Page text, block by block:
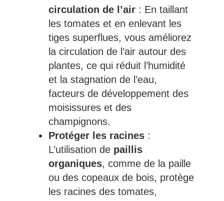
circulation de l’air: En taillant
les tomates et en enlevant les
tiges superflues, vous améliorez
la circulation de l’air autour des
plantes, ce qui réduit l’humidité
et la stagnation de l’eau,
facteurs de développement des
moisissures et des
champignons.
Protéger les racines:
L’utilisation de paillis
organiques, comme de la paille
ou des copeaux de bois, protège
les racines des tomates,